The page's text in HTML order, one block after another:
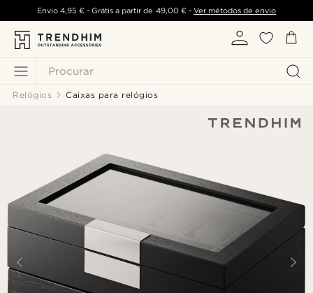
Procurar
Envio 4,95 €- Grátis a partir de 49,00 €- Ver métodos de envio
Relógios Caixas para relógios